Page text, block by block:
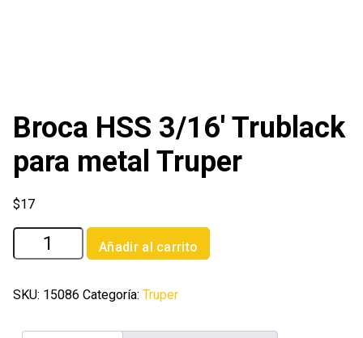
Broca HSS 3/16′ Trublack
para metal Truper
$17
Broca
HSS
Trublack
metal
Añadir al carrito
SKU: 15086 Categoría: Truper